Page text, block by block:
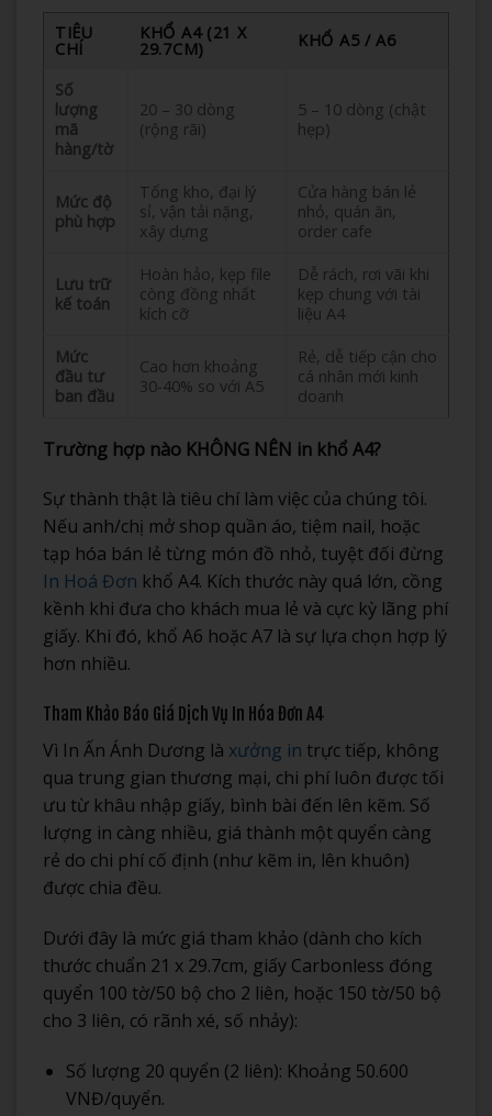
TIÊU
CHÍ
KHỔ A4 (21 X
29.7CM) KHỔ A5 / A6
Số
lượng
mã
hàng/tờ
20 – 30 dòng
(rộng rãi)
5 – 10 dòng (chật
hẹp)
Mức độ
phù hợp
Tổng kho, đại lý
sỉ, vận tải nặng,
xây dựng
Cửa hàng bán lẻ
nhỏ, quán ăn,
order cafe
Lưu trữ
kế toán
Hoàn hảo, kẹp file
còng đồng nhất
kích cỡ
Dễ rách, rơi vãi khi
kẹp chung với tài
liệu A4
Mức
đầu tư
ban đầu
Cao hơn khoảng
30-40% so với A5
Rẻ, dễ tiếp cận cho
cá nhân mới kinh
doanh
Trường hợp nào KHÔNG NÊN in khổ A4?
Sự thành thật là tiêu chí làm việc của chúng tôi.
Nếu anh/chị mở shop quần áo, tiệm nail, hoặc
tạp hóa bán lẻ từng món đồ nhỏ, tuyệt đối đừng
In Hoá Đơn khổ A4. Kích thước này quá lớn, cồng
kềnh khi đưa cho khách mua lẻ và cực kỳ lãng phí
giấy. Khi đó, khổ A6 hoặc A7 là sự lựa chọn hợp lý
hơn nhiều.
Tham Khảo Báo Giá Dịch Vụ In Hóa Đơn A4
Vì In Ấn Ánh Dương là xưởng in trực tiếp, không
qua trung gian thương mại, chi phí luôn được tối
ưu từ khâu nhập giấy, bình bài đến lên kẽm. Số
lượng in càng nhiều, giá thành một quyển càng
rẻ do chi phí cố định (như kẽm in, lên khuôn)
được chia đều.
Dưới đây là mức giá tham khảo (dành cho kích
thước chuẩn 21 x 29.7cm, giấy Carbonless đóng
quyển 100 tờ/50 bộ cho 2 liên, hoặc 150 tờ/50 bộ
cho 3 liên, có rãnh xé, số nhảy):
Số lượng 20 quyển (2 liên): Khoảng 50.600
VNĐ/quyển.